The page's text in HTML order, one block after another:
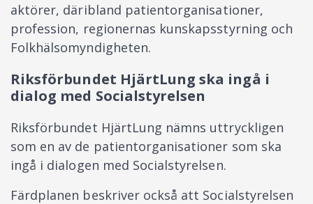
aktörer, däribland patientorganisationer,
profession, regionernas kunskapsstyrning och
Folkhälsomyndigheten.
Riksförbundet HjärtLung ska ingå i
dialog med Socialstyrelsen
Riksförbundet HjärtLung nämns uttryckligen
som en av de patientorganisationer som ska
ingå i dialogen med Socialstyrelsen.
Färdplanen beskriver också att Socialstyrelsen